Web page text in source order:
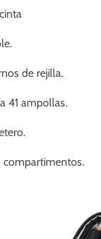
de rejilla.
41 ampollas.
compartimentos.